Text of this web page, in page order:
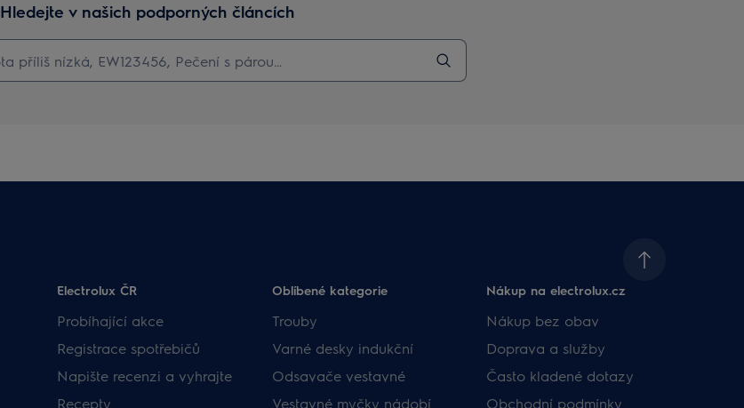
Hledejte v našich podporných článcích
Electrolux ČR
Probíhající akce
Registrace spotřebičů
Napište recenzi a vyhrajte
Recepty
Oblíbené kategorie
Trouby
Varné desky indukční
Odsavače vestavné
Vestavné myčky nádobí
Nákup na electrolux.cz
Nákup bez obav
Doprava a služby
Často kladené dotazy
Obchodní podmínky